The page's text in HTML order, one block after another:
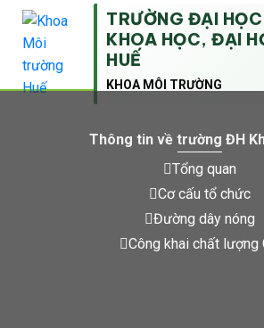
TRƯỜNG ĐẠI HỌC
KHOA HỌC, ĐẠI
HUẾ
KHOA MÔI TRƯỜNG
Thông tin về trường ĐH
Tổng quan
Cơ cấu tổ chức
Đường dây nóng
Công khai chất lượng